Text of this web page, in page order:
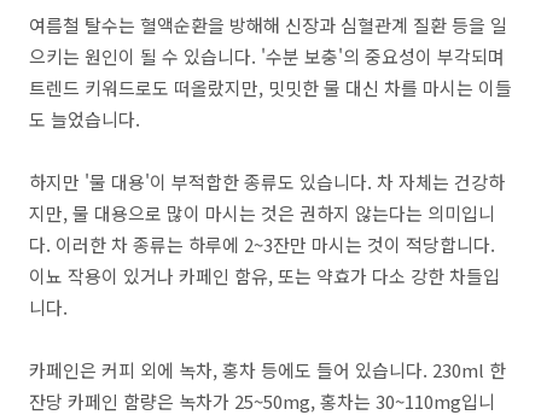
여름철 탈수는 혈액순환을 방해해 신장과 심혈관계 질환 등을 일
으키는 원인이 될 수 있습니다. '수분 보충'의 중요성이 부각되며
트렌드 키워드로도 떠올랐지만, 밋밋한 물 대신 차를 마시는 이들
도 늘었습니다.
하지만 '물 대용'이 부적합한 종류도 있습니다. 차 자체는 건강하
지만, 물 대용으로 많이 마시는 것은 권하지 않는다는 의미입니
다. 이러한 차 종류는 하루에 2~3잔만 마시는 것이 적당합니다.
이뇨 작용이 있거나 카페인 함유, 또는 약효가 다소 강한 차들입
니다.
카페인은 커피 외에 녹차, 홍차 등에도 들어 있습니다. 230ml 한
잔당 카페인 함량은 녹차가 25~50mg, 홍차는 30~110mg입니